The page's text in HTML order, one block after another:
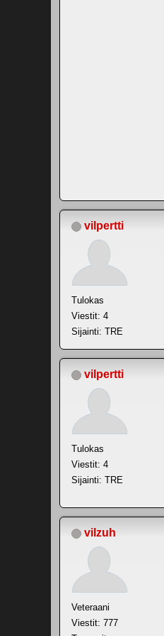
vilpertti
Tulokas
Viestit: 4
Sijainti: TRE
vilpertti
Tulokas
Viestit: 4
Sijainti: TRE
vilzuh
Veteraani
Viestit: 777